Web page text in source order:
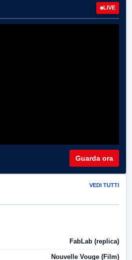
LIVE
Guarda ora
VEDI TUTTI
FabLab (replica)
Nouvelle Vouge (Film)